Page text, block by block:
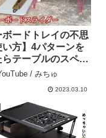
ボードトレイの不思
い方】4パターンを
らテーブルのスペー
という間に便利に
/ みちゅ
2023.03.10